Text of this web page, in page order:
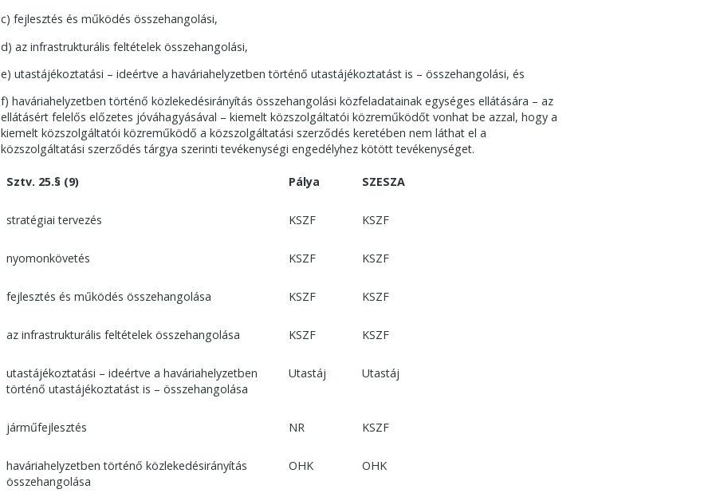
c) fejlesztés és működés összehangolási,
d) az infrastrukturális feltételek összehangolási,
e) utastájékoztatási – ideértve a haváriahelyzetben történő utastájékoztatást is – összehangolási, és
f) haváriahelyzetben történő közlekedésirányítás összehangolási közfeladatainak egységes ellátására – az
ellátásért felelős előzetes jóváhagyásával – kiemelt közszolgáltatói közreműködőt vonhat be azzal, hogy a
kiemelt közszolgáltatói közreműködő a közszolgáltatási szerződés keretében nem láthat el a
közszolgáltatási szerződés tárgya szerinti tevékenységi engedélyhez kötött tevékenységet.
Sztv. 25.§ (9) Pálya SZESZA
stratégiai tervezés KSZF KSZF
nyomonkövetés KSZF KSZF
fejlesztés és működés összehangolása KSZF KSZF
az infrastrukturális feltételek összehangolása KSZF KSZF
utastájékoztatási – ideértve a haváriahelyzetben
történő utastájékoztatást is – összehangolása
Utastáj Utastáj
járműfejlesztés NR KSZF
haváriahelyzetben történő közlekedésirányítás
összehangolása
OHK OHK